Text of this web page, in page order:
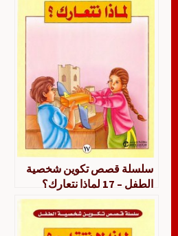
سلسلة قصص تكوين شخصية
الطفل – 17 لماذا نتعارك؟